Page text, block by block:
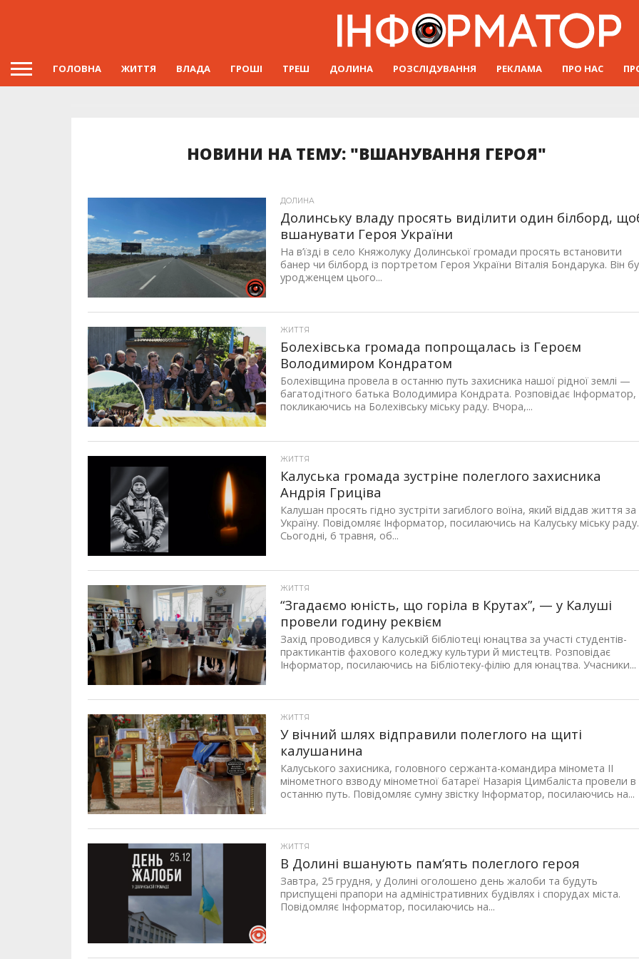
ГОЛОВНА ЖИТТЯ ВЛАДА ГРОШІ ТРЕШ ДОЛИНА РОЗСЛІДУВАННЯ РЕКЛАМА ПРО НАС
НОВИНИ НА ТЕМУ: "ВШАНУВАННЯ ГЕРОЯ"
ДОЛИНА
Долинську владу просять виділити один білборд,
вшанувати Героя України
На в’їзді в село Княжолуку Долинської громади просять встановити
банер чи білборд із портретом Героя України Віталія Бондарука. Він
уродженцем цього...
ЖИТТЯ
Болехівська громада попрощалась із Героєм
Володимиром Кондратом
Болехівщина провела в останню путь захисника нашої рідної землі —
багатодітного батька Володимира Кондрата. Розповідає Інформатор,
покликаючись на Болехівську міську раду. Вчора,...
ЖИТТЯ
Калуська громада зустріне полеглого захисника
Андрія Гриціва
Калушан просять гідно зустріти загиблого воїна, який віддав життя за
Україну. Повідомляє Інформатор, посилаючись на Калуську міську раду.
Сьогодні, 6 травня, об...
ЖИТТЯ
“Згадаємо юність, що горіла в Крутах”, — у Калуші
провели годину реквієм
Захід проводився у Калуській бібліотеці юнацтва за участі студентів-
практикантів фахового коледжу культури й мистецтв. Розповідає
Інформатор, посилаючись на Бібліотеку-філію для юнацтва. Учасники...
ЖИТТЯ
У вічний шлях відправили полеглого на щиті
калушанина
Калуського захисника, головного сержанта-командира міномета ІІ
мінометного взводу мінометної батареї Назарія Цимбаліста провели в
останню путь. Повідомляє сумну звістку Інформатор, посилаючись на...
ЖИТТЯ
В Долині вшанують пам‘ять полеглого героя
Завтра, 25 грудня, у Долині оголошено день жалоби та будуть
приспущені прапори на адміністративних будівлях і спорудах міста.
Повідомляє Інформатор, посилаючись на...